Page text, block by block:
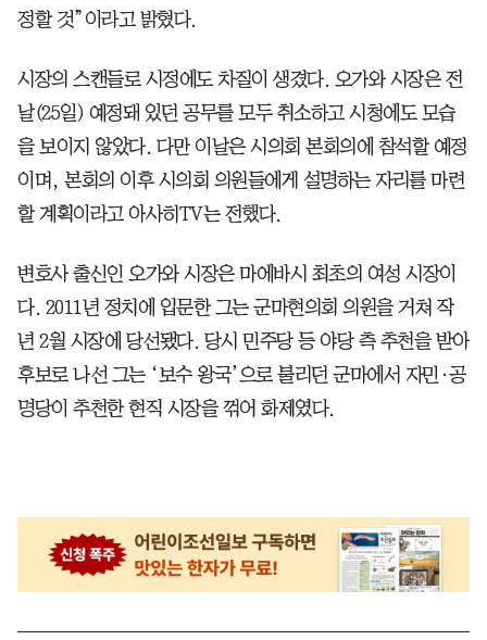
정할 것”이라고 밝혔다.
시장의 스캔들로 시정에도 차질이 생겼다. 오가와 시장은 전
날(25일) 예정돼 있던 공무를 모두 취소하고 시청에도 모습
을 보이지 않았다. 다만 이날은 시의회 본회의에 참석할 예정
이며, 본회의 이후 시의회 의원들에게 설명하는 자리를 마련
할 계획이라고 아사히TV는 전했다.
변호사 출신인 오가와 시장은 마에바시 최초의 여성 시장이
다. 2011년 정치에 입문한 그는 군마현의회 의원을 거쳐 작
년 2월 시장에 당선됐다. 당시 민주당 등 야당 측 추천을 받아
후보로 나선 그는 ‘보수 왕국’으로 불리던 군마에서 자민·공
명당이 추천한 현직 시장을 꺾어 화제였다.